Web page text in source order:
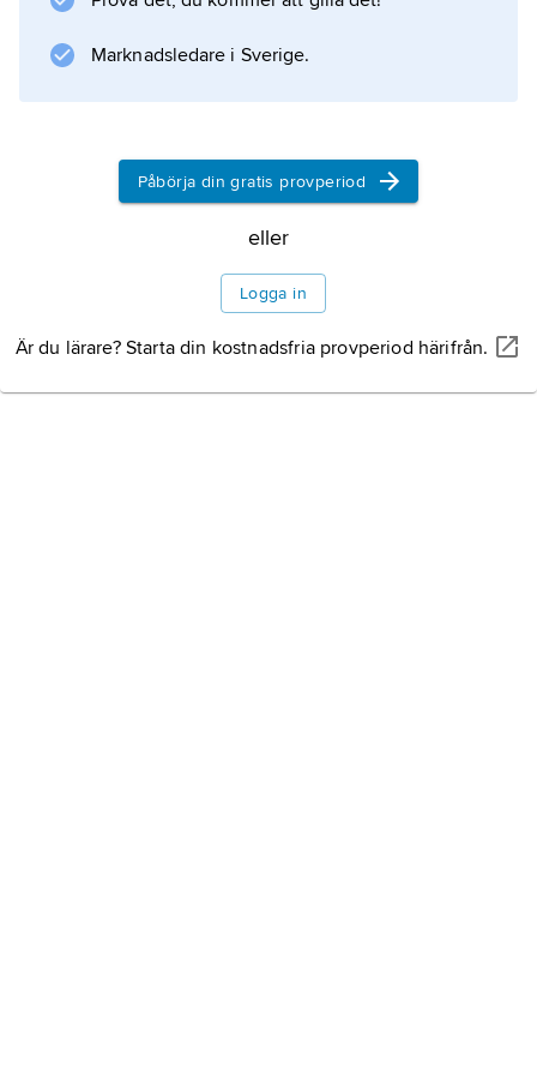
Marknadsledare i Sverige.
Påbörja din gratis provperiod
eller
Logga in
Är du lärare? Starta din kostnadsfria provperiod härifrån.